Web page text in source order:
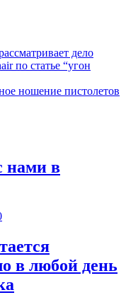
дело
по статье “угон
ношение пистолетов
нами в
в любой день